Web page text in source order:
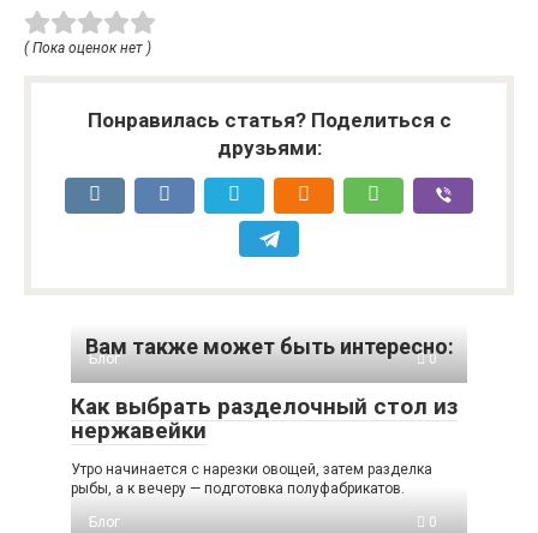
( Пока оценок нет )
Понравилась статья? Поделиться с
друзьями:
Вам также может быть интересно:
Блог 0
Как выбрать разделочный стол из
нержавейки
Утро начинается с нарезки овощей, затем разделка
рыбы, а к вечеру — подготовка полуфабрикатов.
Блог
0